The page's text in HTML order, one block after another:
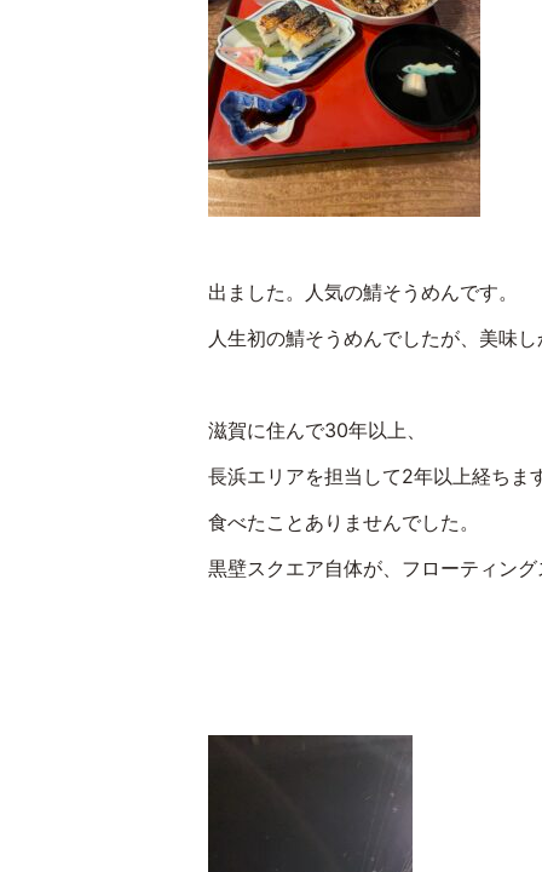
出ました。人気の鯖そうめんです。
人生初の鯖そうめんでしたが、美味し
滋賀に住んで30年以上、
長浜エリアを担当して2年以上経ちま
食べたことありませんでした。
黒壁スクエア自体が、フローティング